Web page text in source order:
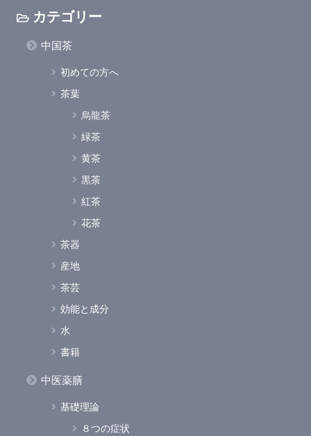
カテゴリー
中国茶
初めての方へ
茶葉
烏龍茶
緑茶
黄茶
黒茶
紅茶
花茶
茶器
産地
茶芸
効能と成分
水
書籍
中医薬膳
基礎理論
８つの症状